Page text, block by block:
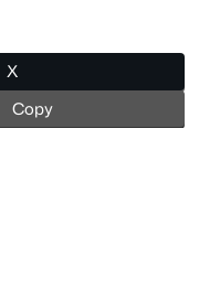
X
Copy